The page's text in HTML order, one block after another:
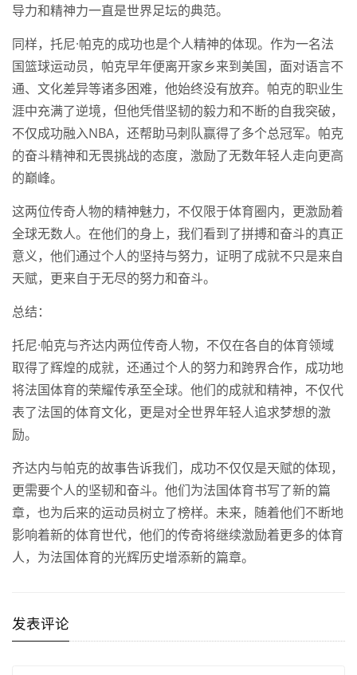
导力和精神力一直是世界足坛的典范。
同样，托尼·帕克的成功也是个人精神的体现。作为一名法
国篮球运动员，帕克早年便离开家乡来到美国，面对语言不
通、文化差异等诸多困难，他始终没有放弃。帕克的职业生
涯中充满了逆境，但他凭借坚韧的毅力和不断的自我突破，
不仅成功融入NBA，还帮助马刺队赢得了多个总冠军。帕克
的奋斗精神和无畏挑战的态度，激励了无数年轻人走向更高
的巅峰。
这两位传奇人物的精神魅力，不仅限于体育圈内，更激励着
全球无数人。在他们的身上，我们看到了拼搏和奋斗的真正
意义，他们通过个人的坚持与努力，证明了成就不只是来自
天赋，更来自于无尽的努力和奋斗。
总结：
托尼·帕克与齐达内两位传奇人物，不仅在各自的体育领域
取得了辉煌的成就，还通过个人的努力和跨界合作，成功地
将法国体育的荣耀传承至全球。他们的成就和精神，不仅代
表了法国的体育文化，更是对全世界年轻人追求梦想的激
励。
齐达内与帕克的故事告诉我们，成功不仅仅是天赋的体现，
更需要个人的坚韧和奋斗。他们为法国体育书写了新的篇
章，也为后来的运动员树立了榜样。未来，随着他们不断地
影响着新的体育世代，他们的传奇将继续激励着更多的体育
人，为法国体育的光辉历史增添新的篇章。
发表评论